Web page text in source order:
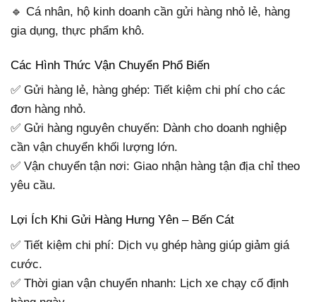
🔹 Cá nhân, hộ kinh doanh cần gửi hàng nhỏ lẻ, hàng
gia dụng, thực phẩm khô.
Các Hình Thức Vận Chuyển Phổ Biến
✅ Gửi hàng lẻ, hàng ghép: Tiết kiệm chi phí cho các
đơn hàng nhỏ.
✅ Gửi hàng nguyên chuyến: Dành cho doanh nghiệp
cần vận chuyển khối lượng lớn.
✅ Vận chuyển tận nơi: Giao nhận hàng tận địa chỉ theo
yêu cầu.
Lợi Ích Khi Gửi Hàng Hưng Yên – Bến Cát
✅ Tiết kiệm chi phí: Dịch vụ ghép hàng giúp giảm giá
cước.
✅ Thời gian vận chuyển nhanh: Lịch xe chạy cố định